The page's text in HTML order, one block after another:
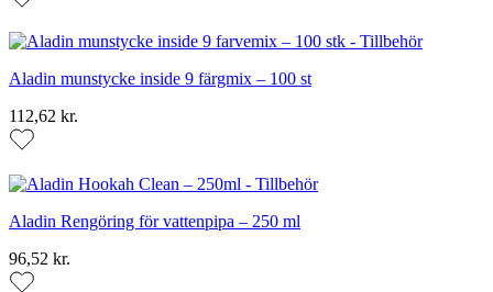
Aladin munstycke inside 9 färgmix – 100 st
112,62 kr.
Aladin Rengöring för vattenpipa – 250 ml
96,52 kr.